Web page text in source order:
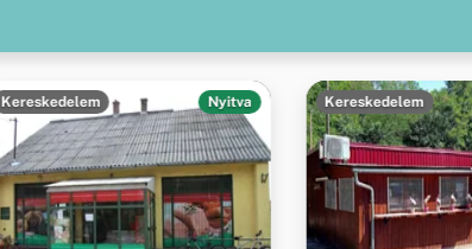
Kereskedelem Nyitva Kereskedelem